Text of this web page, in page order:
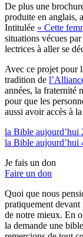
De plus une
produite en anglais,
Intitulée « Cette
situations vécues
lectrices à aller se
Avec ce projet pour
tradition de
années, la fraternité
pour que les
aussi avoir accès à
la Bible aujourd’hui
la Bible aujourd’hui
Je fais un don
Faire un don
Quoi que nous
pratiquement
de notre mieux. En
la demande une